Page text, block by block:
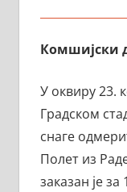
Комшијски
У оквиру 23.
Градском
снаге
Полет из
заказан је